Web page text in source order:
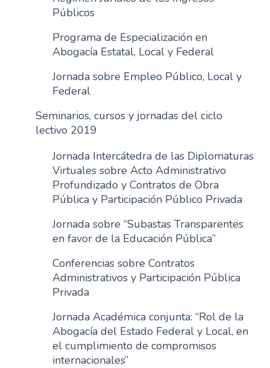
Públicos
Programa de Especialización en
Abogacía Estatal, Local y Federal
Jornada sobre Empleo Público, Local y
Federal
Seminarios, cursos y jornadas del ciclo
lectivo 2019
Jornada Intercátedra de las Diplomaturas
Virtuales sobre Acto Administrativo
Profundizado y Contratos de Obra
Pública y Participación Público Privada
Jornada sobre “Subastas Transparentes
en favor de la Educación Pública”
Conferencias sobre Contratos
Administrativos y Participación Pública
Privada
Jornada Académica conjunta: “Rol de la
Abogacía del Estado Federal y Local, en
el cumplimiento de compromisos
internacionales”